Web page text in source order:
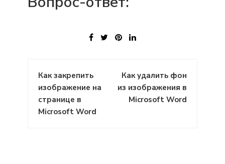
Навигация
по
записям
Как закрепить
изображение на
странице в
Microsoft Word
Как удалить фон
из изображения в
Microsoft Word